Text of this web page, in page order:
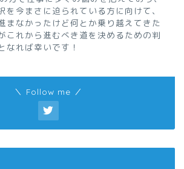
を今まさに迫られている方に向けて、
まなかったけど何とか乗り越えてきた
これから進むべき道を決めるための判
なれば幸いです！
＼ Follow me ／